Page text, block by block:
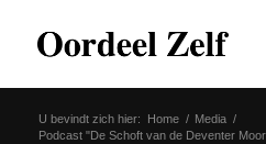
U bevindt zich hier: Home / Media /
Podcast "De Schoft van de Deventer